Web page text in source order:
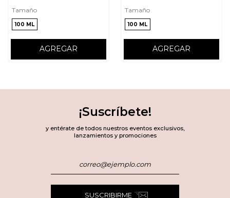
Tamaño
100 ML
AGREGAR
Tamaño
100 ML
AGREGAR
¡Suscríbete!
y entérate de todos nuestros eventos exclusivos,
lanzamientos y promociones
SUSCRIBIRME